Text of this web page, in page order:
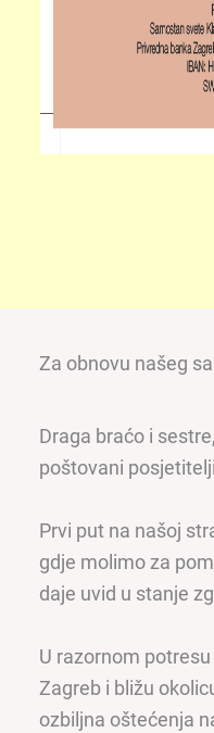
Za obnovu našeg
Draga braćo i
poštovani
Prvi put na našoj
gdje molimo za
daje uvid u stanje
U razornom
Zagreb i bližu
ozbiljna oštećenja